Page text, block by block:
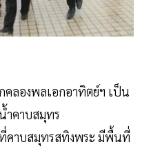
คลองพลเอกอาทิตย์ฯ เป็น
ำคาบสมุทร
คาบสมุทรสทิงพระ มีพื้นที่